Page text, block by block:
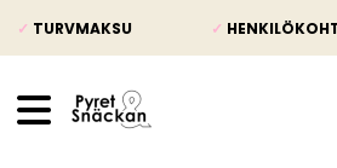
✓ TURVMAKSU ✓